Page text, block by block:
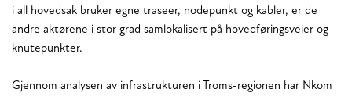
i all hovedsak bruker egne traseer, nodepunkt og kabler, er de
andre aktørene i stor grad samlokalisert på hovedføringsveier og
knutepunkter.
Gjennom analysen av infrastrukturen i Troms-regionen har Nkom